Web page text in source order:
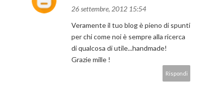
26 settembre, 2012 15:54
Veramente il tuo blog è pieno di spunti
per chi come noi è sempre alla ricerca
di qualcosa di utile...handmade!
Grazie mille !
Rispondi